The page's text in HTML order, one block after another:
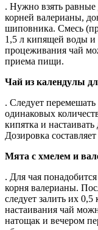
. Нужно взять
корней валерианы,
шиповника. Смесь
1,5 л кипящей воды и
процеживания чай
приема пищи.
Чай из календулы
. Следует
одинаковых
кипятка и
Дозировка
Мята с хмелем и
. Для чая
корня валерианы.
следует залить их
настаивания чай
натощак и вечером